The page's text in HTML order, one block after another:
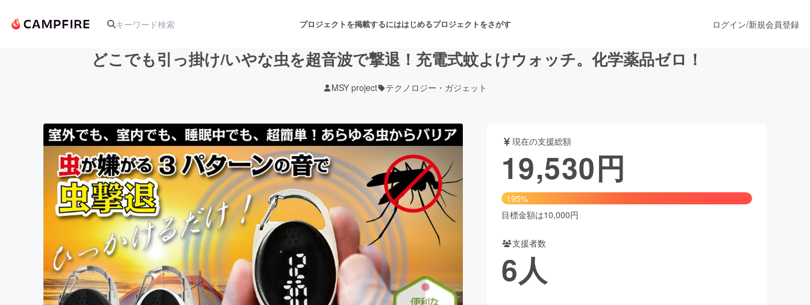
プロジェクトを掲載するにははじめるプロジェクトをさがす
アート・写真 音楽 舞台・パフォーマンス
テクノロジー・ガジェット ゲーム・サービス開発 フード・飲食店 ファッション
映像・映画 書籍・雑誌出版 アニメ・漫画
ビジネス・起業 チャレンジ ビューティー・ヘルスケア
まちづくり・地域活性化
ログイン/新規会員登録
どこでも引っ掛け/いやな虫を超音波で撃退！充電式蚊よけウォッチ。化学薬品ゼロ！
MSY project テクノロジー・ガジェット
現在の支援総額
19,530円
195%
目標金額は10,000円
支援者数
6人